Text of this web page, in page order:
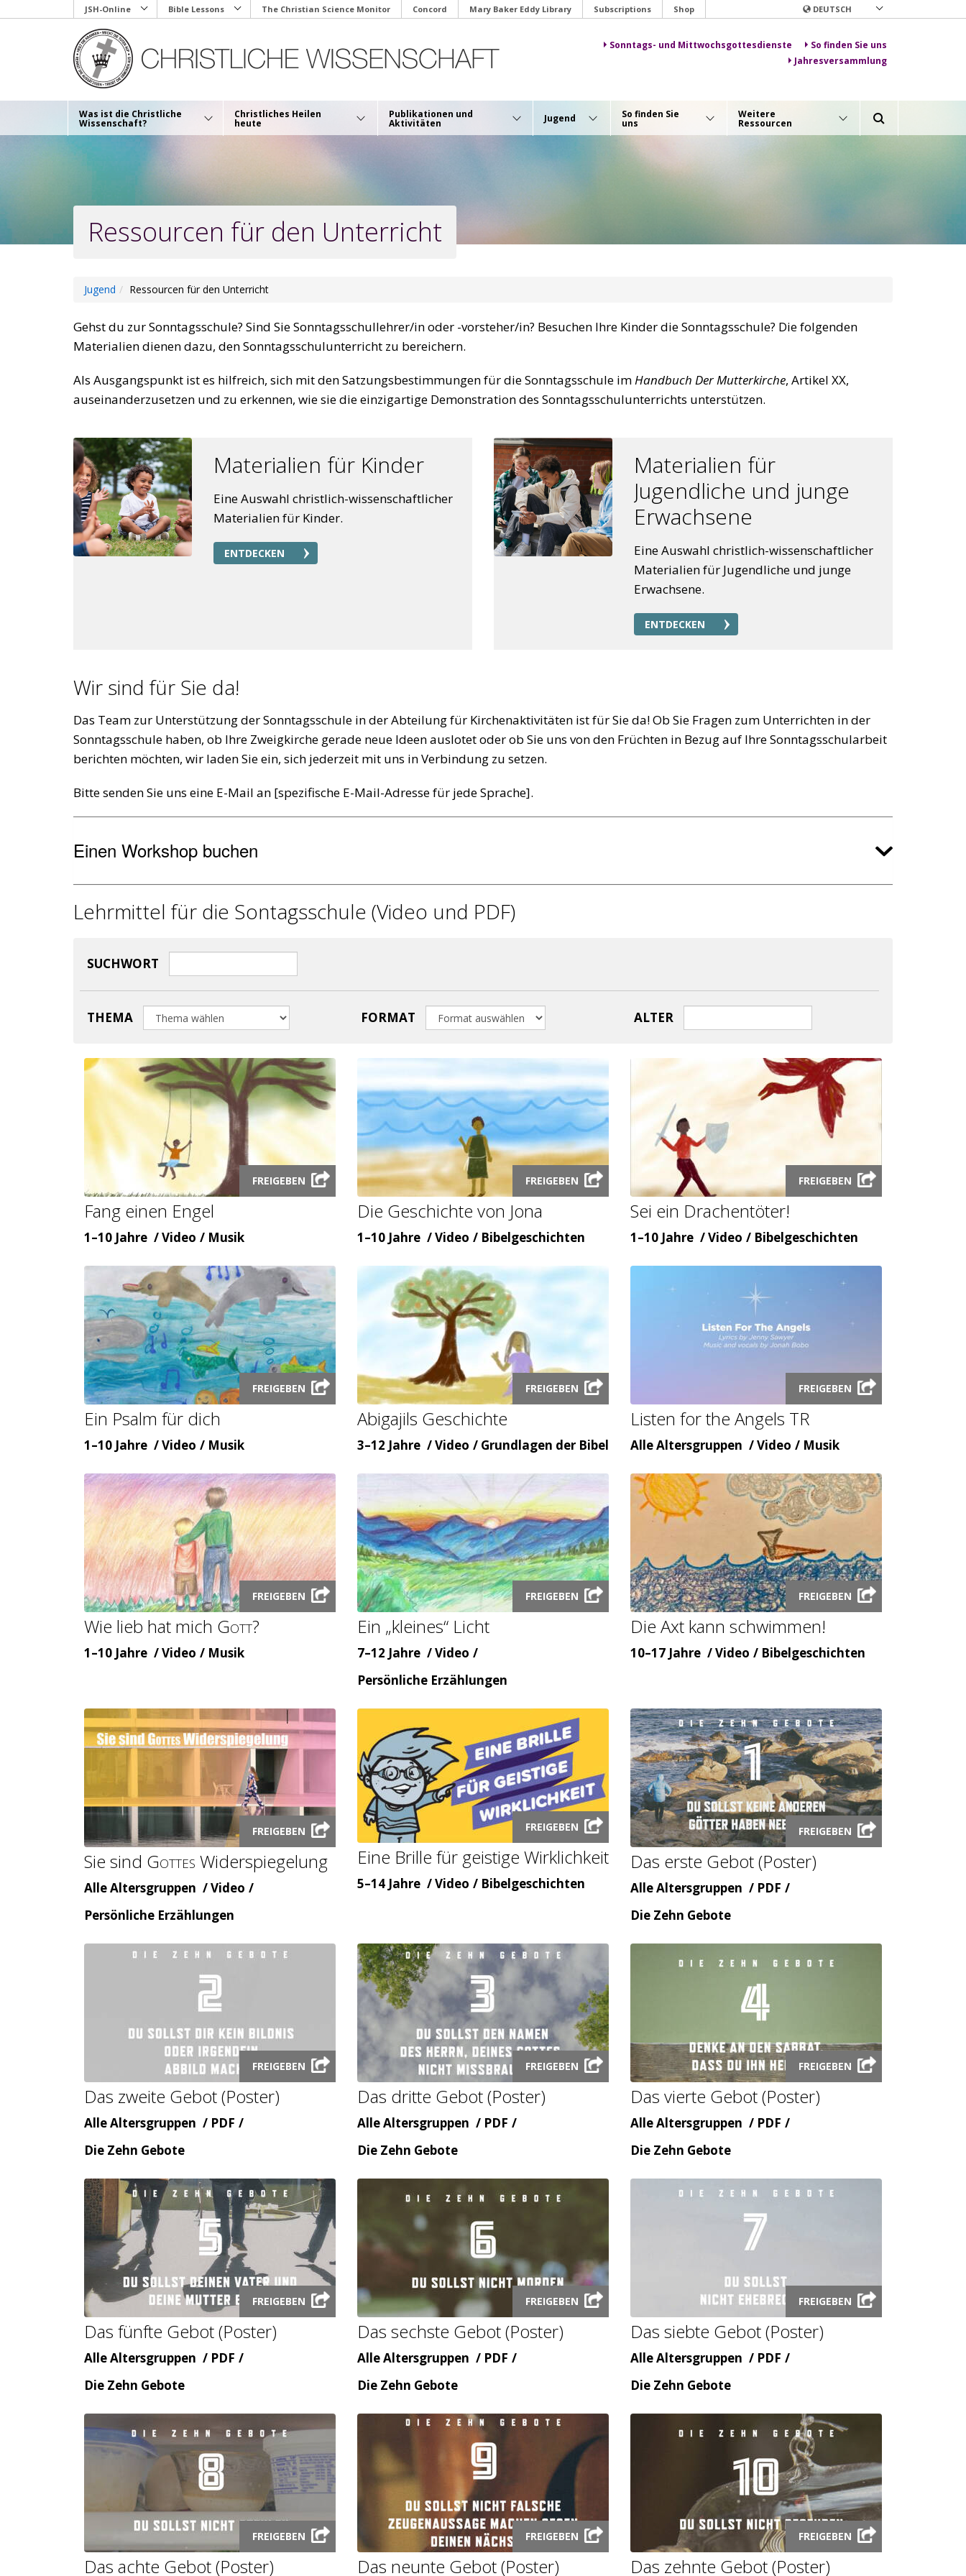
to
JSH-Online Bible Lessons The Christian Science Monitor Concord Mary Baker Eddy Library Subscriptions Shop DEUTSCH
Sonntags- und Mittwochsgottesdienste
So finden Sie uns
Jahresversammlung
Was ist die Christliche
Wissenschaft?
Christliches Heilen
heute
Publikationen und
Aktivitäten Jugend So finden Sie
uns
Weitere
Ressourcen
Ressourcen für den Unterricht
Jugend Ressourcen für den Unterricht
Gehst du zur Sonntagsschule? Sind Sie Sonntagsschullehrer/in oder -vorsteher/in? Besuchen Ihre Kinder die Sonntagsschule? Die folgenden
Materialien dienen dazu, den Sonntagsschulunterricht zu bereichern.
Als Ausgangspunkt ist es hilfreich, sich mit den Satzungsbestimmungen für die Sonntagsschule imHandbuch Der Mutterkirche, Artikel XX,
auseinanderzusetzen und zu erkennen, wie sie die einzigartige Demonstration des Sonntagsschulunterrichts unterstützen.
Materialien für Kinder
Eine Auswahl christlich-wissenschaftlicher
Materialien für Kinder.
ENTDECKEN
Materialien für
Jugendliche und junge
Erwachsene
Eine Auswahl christlich-wissenschaftlicher
Materialien für Jugendliche und junge
Erwachsene.
ENTDECKEN
Wir sind für Sie da!
Das Team zur Unterstützung der Sonntagsschule in der Abteilung für Kirchenaktivitäten ist für Sie da! Ob Sie Fragen zum Unterrichten in der
Sonntagsschule haben, ob Ihre Zweigkirche gerade neue Ideen auslotet oder ob Sie uns von den Früchten in Bezug auf Ihre Sonntagsschularbeit
berichten möchten, wir laden Sie ein, sich jederzeit mit uns in Verbindung zu setzen.
Bitte senden Sie uns eine E-Mail an [spezifische E-Mail-Adresse für jede Sprache].
Einen Workshop buchen
Lehrmittel für die Sontagsschule (Video und PDF)
SUCHWORT
THEMA FORMAT ALTER
Launch
video
modal
FREIGEBEN
Fang einen Engel
Alter
1–10 Jahre Inhaltsart
Video Themenbereicht
Musik
Launch
video
modal
FREIGEBEN
Die Geschichte von Jona
Alter
1–10 Jahre Inhaltsart
Video Themenbereicht
Bibelgeschichten
Launch
video
modal
FREIGEBEN
Sei ein Drachentöter!
Alter
1–10 Jahre Inhaltsart
Video Themenbereicht
Bibelgeschichten
Launch
video
modal
FREIGEBEN
Ein Psalm für dich
Alter
1–10 Jahre Inhaltsart
Video Themenbereicht
Musik
Launch
video
modal
FREIGEBEN
Abigajils Geschichte
Alter
3–12 Jahre Inhaltsart
Video Themenbereicht
Grundlagen der Bibel
Launch
modal
FREIGEBEN
Listen for the Angels TR
Alter
Alle Altersgruppen Inhaltsart
Video Themenbereicht
Musik
Launch
video
modal
FREIGEBEN
Wie lieb hat mich Gott?
Alter
1–10 Jahre Inhaltsart
Video Themenbereicht
Musik
Launch
video
modal
FREIGEBEN
Ein „kleines“ Licht
Alter
7–12 Jahre Inhaltsart
Video
Themenbereicht
Persönliche Erzählungen
Launch
video
modal
FREIGEBEN
Die Axt kann schwimmen!
Alter
10–17 Jahre Inhaltsart
Video Themenbereicht
Bibelgeschichten
Launch
video
modal
FREIGEBEN
Sie sind Gottes Widerspiegelung
Alter
Alle Altersgruppen Inhaltsart
Video
Themenbereicht
Persönliche Erzählungen
Launch
video
modal
FREIGEBEN
Eine Brille für geistige Wirklichkeit
Alter
5–14 Jahre Inhaltsart
Video Themenbereicht
Bibelgeschichten
Launch
audio
modal
FREIGEBEN
Das erste Gebot (Poster)
Alter
Alle Altersgruppen Inhaltsart
PDF
Themenbereicht
Die Zehn Gebote
Launch
audio
modal
FREIGEBEN
Das zweite Gebot (Poster)
Alter
Alle Altersgruppen Inhaltsart
PDF
Themenbereicht
Die Zehn Gebote
Launch
audio
modal
FREIGEBEN
Das dritte Gebot (Poster)
Alter
Alle Altersgruppen Inhaltsart
PDF
Themenbereicht
Die Zehn Gebote
Launch
audio
modal
FREIGEBEN
Das vierte Gebot (Poster)
Alter
Alle Altersgruppen Inhaltsart
PDF
Themenbereicht
Die Zehn Gebote
Launch
audio
modal
FREIGEBEN
Das fünfte Gebot (Poster)
Alter
Alle Altersgruppen Inhaltsart
PDF
Themenbereicht
Die Zehn Gebote
Launch
audio
modal
FREIGEBEN
Das sechste Gebot (Poster)
Alter
Alle Altersgruppen Inhaltsart
PDF
Themenbereicht
Die Zehn Gebote
Launch
audio
modal
FREIGEBEN
Das siebte Gebot (Poster)
Alter
Alle Altersgruppen Inhaltsart
PDF
Themenbereicht
Die Zehn Gebote
Launch
audio
FREIGEBEN
Das achte Gebot (Poster)
Launch
audio
FREIGEBEN
Das neunte Gebot (Poster)
Launch
audio
FREIGEBEN
Das zehnte Gebot (Poster)